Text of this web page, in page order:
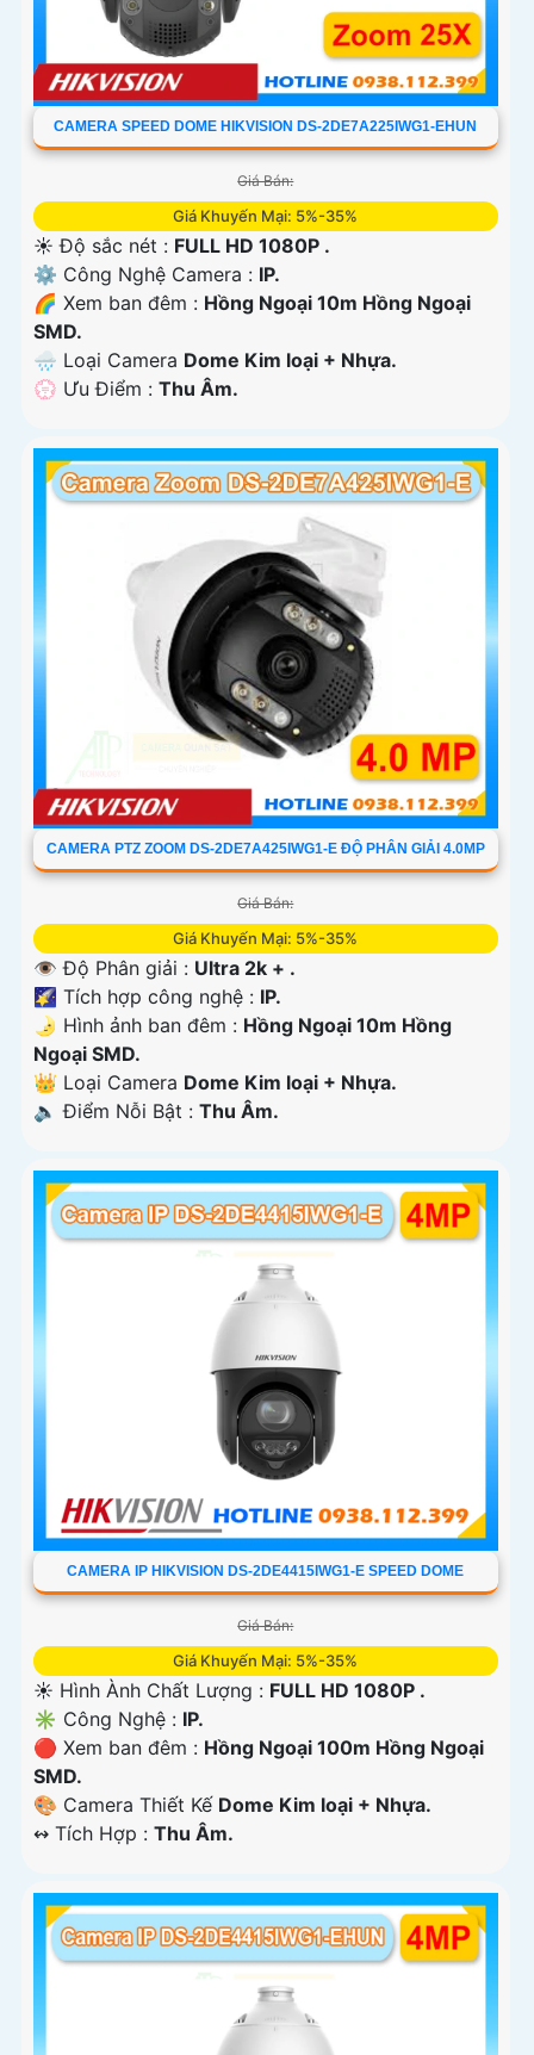
CAMERA SPEED DOME HIKVISION DS-2DE7A225IWG1-EHUN
Giá Bán:
Giá Khuyến Mại: 5%-35%
☀️ Độ sắc nét : FULL HD 1080P .
⚙ Công Nghệ Camera : IP.
🌈 Xem ban đêm : Hồng Ngoại 10m Hồng Ngoại
SMD.
🌧️ Loại Camera Dome Kim loại + Nhựa.
️💮 Ưu Điểm : Thu Âm.
CAMERA PTZ ZOOM DS-2DE7A425IWG1-E ĐỘ PHÂN GIẢI 4.0MP
Giá Bán:
Giá Khuyến Mại: 5%-35%
👁 Độ Phân giải : Ultra 2k + .
🌠 Tích hợp công nghệ : IP.
🌛 Hình ảnh ban đêm : Hồng Ngoại 10m Hồng
Ngoại SMD.
👑 Loại Camera Dome Kim loại + Nhựa.
️🔈 Điểm Nỗi Bật : Thu Âm.
CAMERA IP HIKVISION DS-2DE4415IWG1-E SPEED DOME
Giá Bán:
Giá Khuyến Mại: 5%-35%
☀️ Hình Ành Chất Lượng : FULL HD 1080P .
✳️ Công Nghệ : IP.
🔴 Xem ban đêm : Hồng Ngoại 100m Hồng Ngoại
SMD.
🎨 Camera Thiết Kế Dome Kim loại + Nhựa.
️↭ Tích Hợp : Thu Âm.